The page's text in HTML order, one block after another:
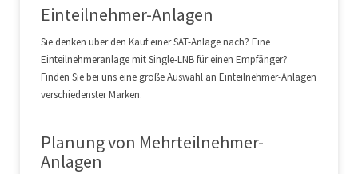
Einteilnehmer-Anlagen
Sie denken über den Kauf einer SAT-Anlage nach? Eine
Einteilnehmeranlage mit Single-LNB für einen Empfänger?
Finden Sie bei uns eine große Auswahl an Einteilnehmer-Anlagen
verschiedenster Marken.
Planung von Mehrteilnehmer-
Anlagen